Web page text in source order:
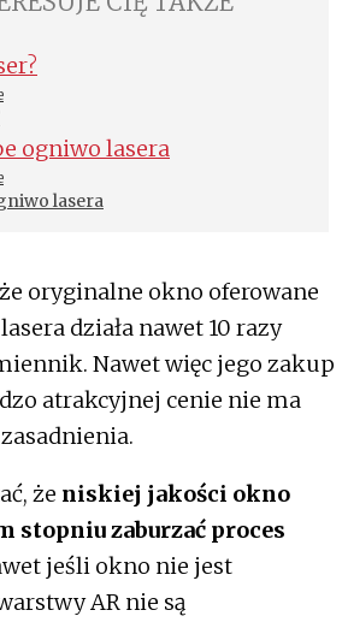
lasera
oryginalne okno oferowane
działa nawet 10 razy
Nawet więc jego zakup
atrakcyjnej cenie nie ma
że niskiej jakości okno
stopniu zaburzać proces
jeśli okno nie jest
AR nie są